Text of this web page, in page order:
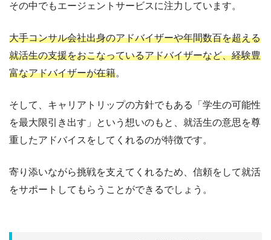
その中でもエージェントサービスに注力しています。
大手コンサル会社出身のアドバイザーや年間数百を超える
就活生の支援をおこなっているアドバイザーなど、経験豊
富なアドバイザーが在籍。
そして、キャリアトリップの方針でもある「学生の可能性
を最大限引き出す」という想いのもと、就活生の意思を尊
重したアドバイスをしてくれるのが特徴です。
寄り添いながら挑戦を支えてくれるため、信頼をして就活
をサポートしてもらうことができるでしょう。